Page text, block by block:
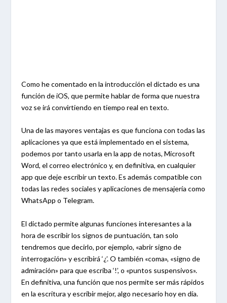
Como he comentado en la introducción el dictado es una
función de iOS, que permite hablar de forma que nuestra
voz se irá convirtiendo en tiempo real en texto.
Una de las mayores ventajas es que funciona con todas las
aplicaciones ya que está implementado en el sistema,
podemos por tanto usarla en la app de notas, Microsoft
Word, el correo electrónico y, en definitiva, en cualquier
app que deje escribir un texto. Es además compatible con
todas las redes sociales y aplicaciones de mensajería como
WhatsApp o Telegram.
El dictado permite algunas funciones interesantes a la
hora de escribir los signos de puntuación, tan solo
tendremos que decirlo, por ejemplo, «abrir signo de
interrogación» y escribirá ‘¿’. O también «coma», «signo de
admiración» para que escriba ‘!’, o «puntos suspensivos».
En definitiva, una función que nos permite ser más rápidos
en la escritura y escribir mejor, algo necesario hoy en día.